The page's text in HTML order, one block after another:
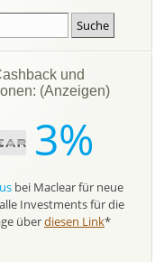
und
(Anzeigen)
3%
bei Maclear für neue
Investments für die
überdiesen Link*